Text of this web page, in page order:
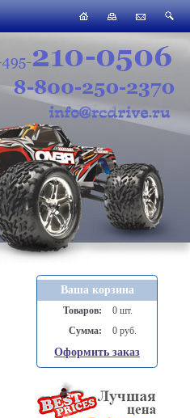
Ваша корзина
Товаров:
0 шт.
Сумма:
0 руб.
Оформить заказ